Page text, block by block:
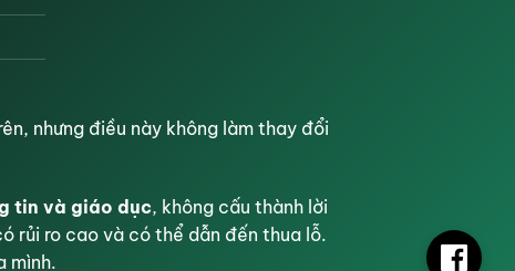
nhưng điều này không làm thay đổi
tin và giáo dục, không cấu thành lời
rủi ro cao và có thể dẫn đến thua lỗ.
mình.